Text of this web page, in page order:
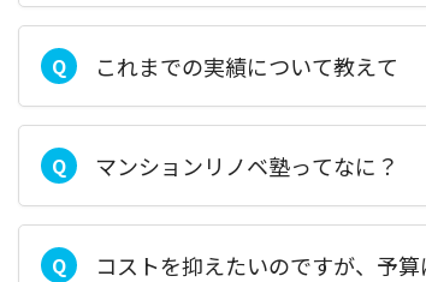
Q これまでの実績について教えて
Q マンションリノベ塾ってなに？
Q コストを抑えたいのですが、予